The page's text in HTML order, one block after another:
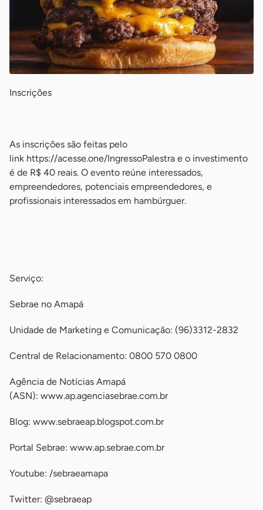
Inscrições
As inscrições são feitas pelo
link https://acesse.one/IngressoPalestra e o investimento
é de R$ 40 reais. O evento reúne interessados,
empreendedores, potenciais empreendedores, e
profissionais interessados em hambúrguer.
Serviço:
Sebrae no Amapá
Unidade de Marketing e Comunicação: (96)3312-2832
Central de Relacionamento: 0800 570 0800
Agência de Notícias Amapá
(ASN): www.ap.agenciasebrae.com.br
Blog: www.sebraeap.blogspot.com.br
Portal Sebrae: www.ap.sebrae.com.br
Youtube: /sebraeamapa
Twitter: @sebraeap